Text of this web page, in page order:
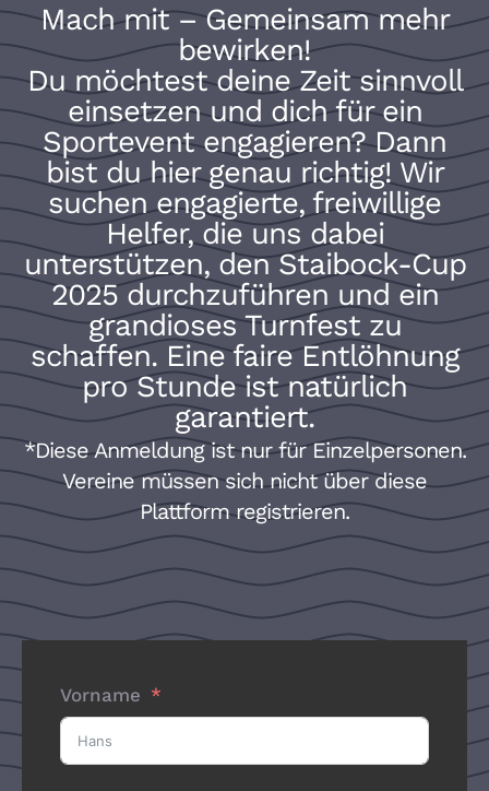
Mach mit – Gemeinsam mehr
bewirken!
Du möchtest deine Zeit sinnvoll
einsetzen und dich für ein
Sportevent engagieren? Dann
bist du hier genau richtig! Wir
suchen engagierte, freiwillige
Helfer, die uns dabei
unterstützen, den Staibock-Cup
2025 durchzuführen und ein
grandioses Turnfest zu
schaffen. Eine faire Entlöhnung
pro Stunde ist natürlich
garantiert.
*Diese Anmeldung ist nur für Einzelpersonen.
Vereine müssen sich nicht über diese
Plattform registrieren.
Vorname